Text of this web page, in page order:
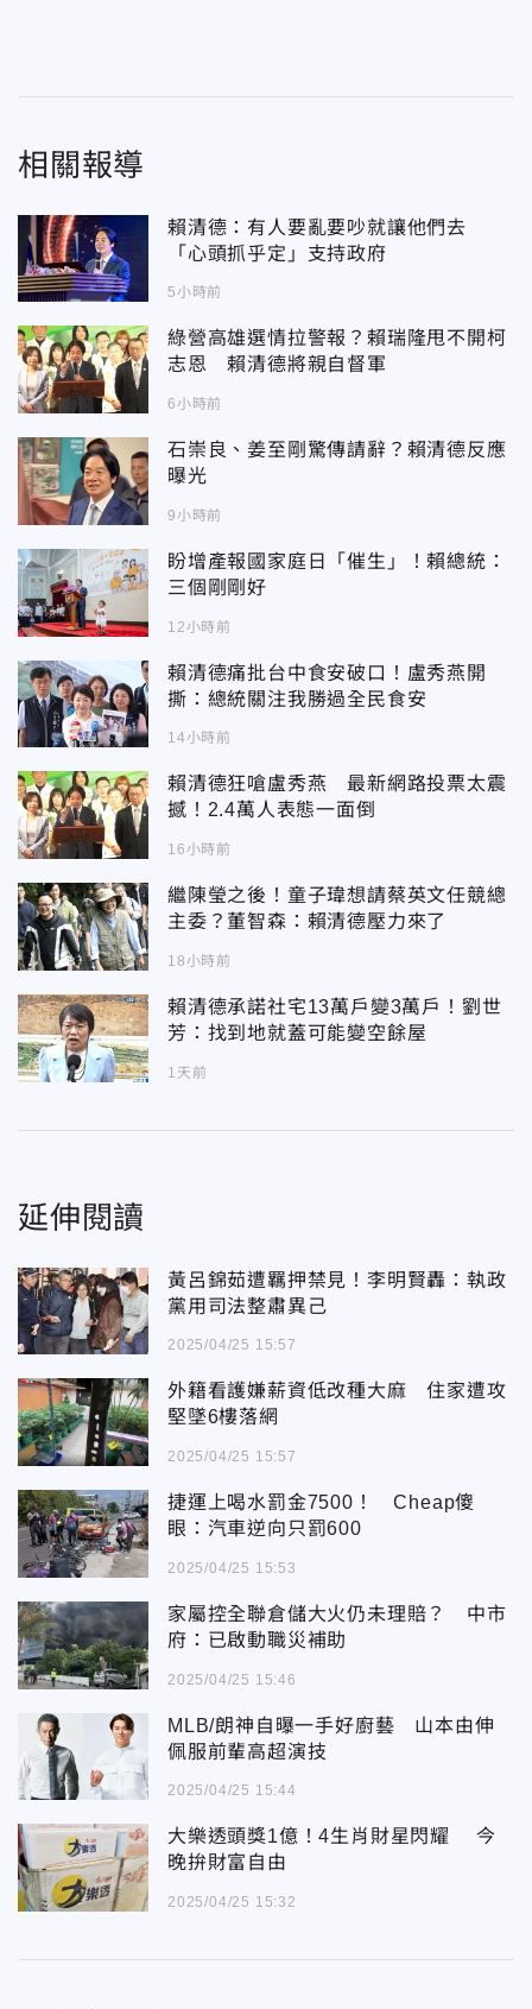
相關報導
賴清德：有人要亂要吵就讓他們去
「心頭抓乎定」支持政府
5小時前
綠營高雄選情拉警報？賴瑞隆甩不開柯
志恩 賴清德將親自督軍
6小時前
石崇良、姜至剛驚傳請辭？賴清德反應
曝光
9小時前
盼增產報國家庭日「催生」！賴總統：
三個剛剛好
12小時前
賴清德痛批台中食安破口！盧秀燕開
撕：總統關注我勝過全民食安
14小時前
賴清德狂嗆盧秀燕 最新網路投票太震
撼！2.4萬人表態一面倒
16小時前
繼陳瑩之後！童子瑋想請蔡英文任競總
主委？董智森：賴清德壓力來了
18小時前
賴清德承諾社宅13萬戶變3萬戶！劉世
芳：找到地就蓋可能變空餘屋
1天前
延伸閱讀
黃呂錦茹遭羈押禁見！李明賢轟：執政
黨用司法整肅異己
2025/04/25 15:57
外籍看護嫌薪資低改種大麻 住家遭攻
堅墜6樓落網
2025/04/25 15:57
捷運上喝水罰金7500！ Cheap傻
眼：汽車逆向只罰600
2025/04/25 15:53
家屬控全聯倉儲大火仍未理賠？ 中市
府：已啟動職災補助
2025/04/25 15:46
MLB/朗神自曝一手好廚藝 山本由伸
佩服前輩高超演技
2025/04/25 15:44
大樂透頭獎1億！4生肖財星閃耀 今
晚拚財富自由
2025/04/25 15:32